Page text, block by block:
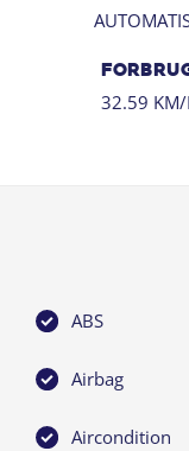
32.59
ABS
Airbag
Aircondition